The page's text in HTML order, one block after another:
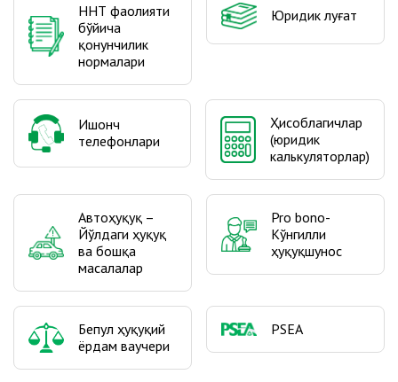
ННТ фаолияти
бўйича
қонунчилик
нормалари
Юридик луғат
Ишонч
телефонлари
Ҳисоблагичлар
(юридик
калькуляторлар)
Автоҳуқуқ –
Йўлдаги ҳуқуқ
ва бошқа
масалалар
Pro bono-
Кўнгилли
ҳуқуқшунос
Бепул ҳуқуқий
ёрдам ваучери
PSEA